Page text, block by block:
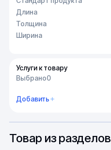
Длина
Толщина
Ширина
Услуги к товару
Выбрано0
Добавить
Товар из разделов